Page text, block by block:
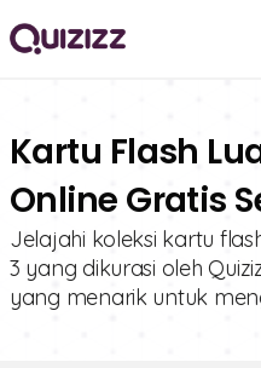
Kartu Flash
Online Gratis
Jelajahi koleksi kartu
3 yang dikurasi oleh
yang menarik untuk